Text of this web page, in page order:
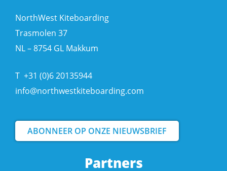
Partners
NorthWest Kiteboarding
Trasmolen 37
NL – 8754 GL Makkum
T +31 (0)6 20135944
info@northwestkiteboarding.com
ABONNEER OP ONZE NIEUWSBRIEF